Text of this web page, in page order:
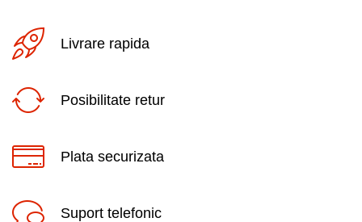
Livrare rapida
Posibilitate retur
Plata securizata
Suport telefonic